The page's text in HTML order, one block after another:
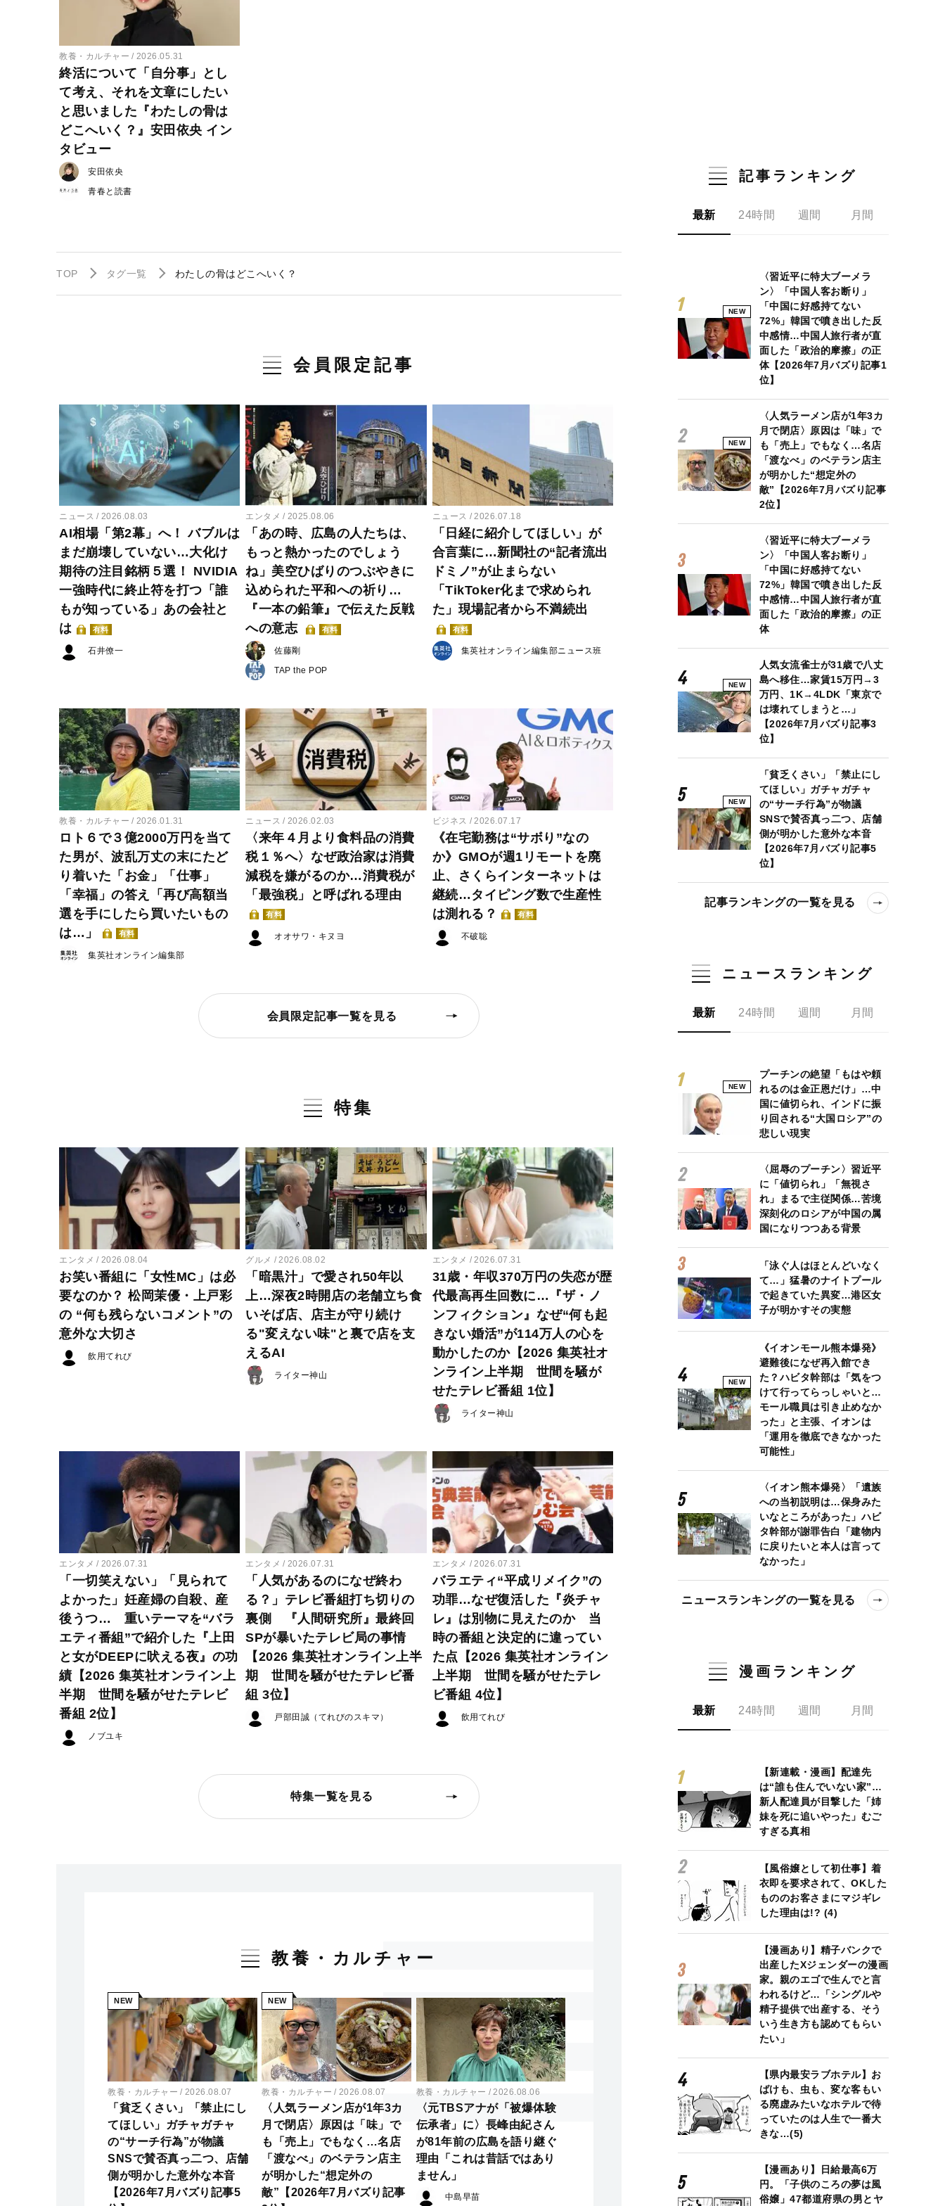
教養・カルチャー 2026.05.31
終活について「自分事」とし
て考え、それを文章にしたい
と思いました『わたしの骨は
どこへいく？』安田依央 イン
タビュー
安田依央
青春と読書
TOP タグ一覧 わたしの骨はどこへいく？
会員限定記事
ニュース 2026.08.03
AI相場「第2幕」へ！ バブルは
まだ崩壊していない…大化け
期待の注目銘柄５選！ NVIDIA
一強時代に終止符を打つ「誰
もが知っている」あの会社と
は
有料
石井僚一
エンタメ 2025.08.06
「あの時、広島の人たちは、
もっと熱かったのでしょう
ね」美空ひばりのつぶやきに
込められた平和への祈り…
『一本の鉛筆』で伝えた反戦
への意志
有料
佐藤剛
TAP the POP
ニュース 2026.07.18
「日経に紹介してほしい」が
合言葉に…新聞社の“記者流出
ドミノ”が止まらない
「TikToker化まで求められ
た」現場記者から不満続出
有料
集英社オンライン編集部ニュース班
教養・カルチャー 2026.01.31
ロト６で３億2000万円を当て
た男が、波乱万丈の末にたど
り着いた「お金」「仕事」
「幸福」の答え「再び高額当
選を手にしたら買いたいもの
は…」
有料
集英社オンライン編集部
ニュース 2026.02.03
〈来年４月より食料品の消費
税１％へ〉なぜ政治家は消費
減税を嫌がるのか…消費税が
「最強税」と呼ばれる理由
有料
オオサワ・キヌヨ
ビジネス 2026.07.17
《在宅勤務は“サボり”なの
か》GMOが週1リモートを廃
止、さくらインターネットは
継続…タイピング数で生産性
は測れる？
有料
不破聡
会員限定記事一覧を見る
特集
エンタメ 2026.08.04
お笑い番組に「女性MC」は必
要なのか？ 松岡茉優・上戸彩
の “何も残らないコメント”の
意外な大切さ
飲用てれび
グルメ 2026.08.02
「暗黒汁」で愛され50年以
上…深夜2時開店の老舗立ち食
いそば店、店主が守り続け
る"変えない味"と裏で店を支
えるAI
ライター神山
エンタメ 2026.07.31
31歳・年収370万円の失恋が歴
代最高再生回数に…『ザ・ノ
ンフィクション』なぜ“何も起
きない婚活”が114万人の心を
動かしたのか【2026 集英社オ
ンライン上半期 世間を騒が
せたテレビ番組 1位】
ライター神山
エンタメ 2026.07.31
「一切笑えない」「見られて
よかった」妊産婦の自殺、産
後うつ… 重いテーマを“バラ
エティ番組”で紹介した『上田
と女がDEEPに吠える夜』の功
績【2026 集英社オンライン上
半期 世間を騒がせたテレビ
番組 2位】
ノブユキ
エンタメ 2026.07.31
「人気があるのになぜ終わ
る？」テレビ番組打ち切りの
裏側 『人間研究所』最終回
SPが暴いたテレビ局の事情
【2026 集英社オンライン上半
期 世間を騒がせたテレビ番
組 3位】
戸部田誠（てれびのスキマ）
エンタメ 2026.07.31
バラエティ“平成リメイク”の
功罪…なぜ復活した『炎チャ
レ』は別物に見えたのか 当
時の番組と決定的に違ってい
た点【2026 集英社オンライン
上半期 世間を騒がせたテレ
ビ番組 4位】
飲用てれび
特集一覧を見る
教養・カルチャー
NEW
教養・カルチャー 2026.08.07
「貧乏くさい」「禁止にし
てほしい」ガチャガチャ
の“サーチ行為”が物議
SNSで賛否真っ二つ、店舗
側が明かした意外な本音
【2026年7月バズり記事5
NEW
教養・カルチャー 2026.08.07
〈人気ラーメン店が1年3カ
月で閉店〉原因は「味」で
も「売上」でもなく…名店
「渡なべ」のベテラン店主
が明かした“想定外の
敵”【2026年7月バズり記事
教養・カルチャー 2026.08.06
〈元TBSアナが「被爆体験
伝承者」に〉長峰由紀さん
が81年前の広島を語り継ぐ
理由「これは昔話ではあり
ません」
中島早苗
記事ランキング
最新 24時間 週間 月間
NEW
〈習近平に特大ブーメラ
ン〉「中国人客お断り」
「中国に好感持てない
72%」韓国で噴き出した反
中感情…中国人旅行者が直
面した「政治的摩擦」の正
体【2026年7月バズり記事1
位】
NEW
〈人気ラーメン店が1年3カ
月で閉店〉原因は「味」で
も「売上」でもなく…名店
「渡なべ」のベテラン店主
が明かした“想定外の
敵”【2026年7月バズり記事
2位】
〈習近平に特大ブーメラ
ン〉「中国人客お断り」
「中国に好感持てない
72%」韓国で噴き出した反
中感情…中国人旅行者が直
面した「政治的摩擦」の正
体
NEW
人気女流雀士が31歳で八丈
島へ移住…家賃15万円→3
万円、1K→4LDK「東京で
は壊れてしまうと…」
【2026年7月バズり記事3
位】
NEW
「貧乏くさい」「禁止にし
てほしい」ガチャガチャ
の“サーチ行為”が物議
SNSで賛否真っ二つ、店舗
側が明かした意外な本音
【2026年7月バズり記事5
位】
記事ランキングの一覧を見る
ニュースランキング
最新 24時間 週間 月間
NEW
プーチンの絶望「もはや頼
れるのは金正恩だけ」…中
国に値切られ、インドに振
り回される“大国ロシア”の
悲しい現実
〈屈辱のプーチン〉習近平
に「値切られ」「無視さ
れ」まるで主従関係…苦境
深刻化のロシアが中国の属
国になりつつある背景
「泳ぐ人はほとんどいなく
て…」猛暑のナイトプール
で起きていた異変…港区女
子が明かすその実態
NEW
《イオンモール熊本爆発》
避難後になぜ再入館でき
た？ハビタ幹部は「気をつ
けて行ってらっしゃいと…
モール職員は引き止めなか
った」と主張、イオンは
「運用を徹底できなかった
可能性」
〈イオン熊本爆発〉「遺族
への当初説明は…保身みた
いなところがあった」ハビ
タ幹部が謝罪告白「建物内
に戻りたいと本人は言って
なかった」
ニュースランキングの一覧を見る
漫画ランキング
最新 24時間 週間 月間
【新連載・漫画】配達先
は“誰も住んでいない家”…
新人配達員が目撃した「姉
妹を死に追いやった」むご
すぎる真相
【風俗嬢として初仕事】着
衣即を要求されて、OKした
もののお客さまにマジギレ
した理由は!? (4)
【漫画あり】精子バンクで
出産したXジェンダーの漫画
家。親のエゴで生んでと言
われるけど…「シングルや
精子提供で出産する、そう
いう生き方も認めてもらい
たい」
【県内最安ラブホテル】お
ばけも、虫も、変な客もい
る廃虚みたいなホテルで待
っていたのは人生で一番大
きな…(5)
【漫画あり】日給最高6万
円。「子供のころの夢は風
俗嬢」47都道府県の男とヤ